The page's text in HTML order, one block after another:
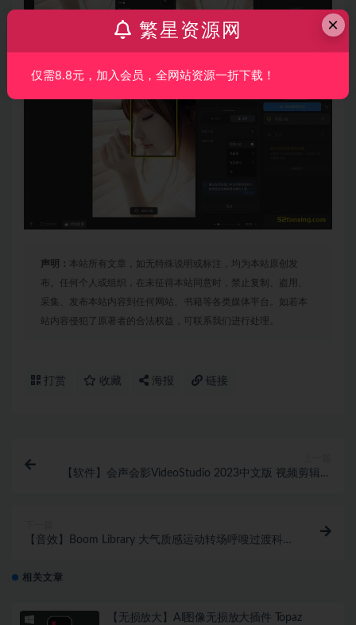
声明： 本站所有文章，如无特殊说明或标注，均为本站原创发
布。任何个人或组织，在未征得本站同意时，禁止复制、盗用、
采集、发布本站内容到任何网站、书籍等各类媒体平台。如若本
站内容侵犯了原著者的合法权益，可联系我们进行处理。
打赏 收藏 海报 链接
【软件】会声会影VideoStudio 2023中文版 视频剪辑软
【音效】Boom Library 大气质感运动转场呼嗖过渡科幻
相关文章
【无损放大】AI图像无损放大插件 Topaz
×
繁星资源网
仅需8.8元，加入会员，全网站资源一折下载！